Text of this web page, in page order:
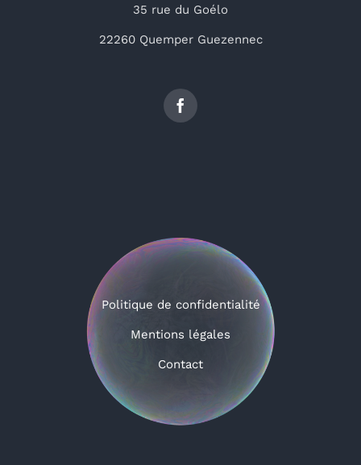
35 rue du Goélo
22260 Quemper Guezennec
Politique de confidentialité
Mentions légales
Contact